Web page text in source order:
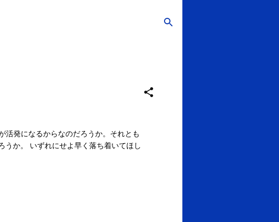
活発になるからなのだろうか。それとも
うか。 いずれにせよ早く落ち着いてほし